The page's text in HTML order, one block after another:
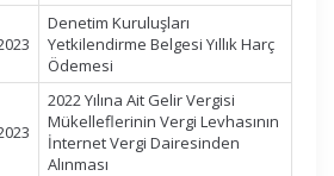
Denetim Kuruluşları
Yetkilendirme Belgesi Yıllık Harç
Ödemesi
2022 Yılına Ait Gelir Vergisi
Mükelleflerinin Vergi Levhasının
İnternet Vergi Dairesinden
Alınması